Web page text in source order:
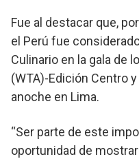
Fue al destacar que,
el Perú fue
Culinario en la gala de
(WTA)-Edición Centro
anoche en Lima.
“Ser parte de este
oportunidad de